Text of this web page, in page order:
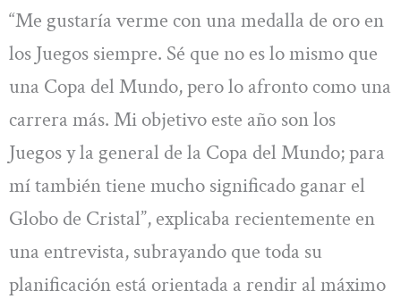
“Me gustaría verme con una medalla de oro en
los Juegos siempre. Sé que no es lo mismo que
una Copa del Mundo, pero lo afronto como una
carrera más. Mi objetivo este año son los
Juegos y la general de la Copa del Mundo; para
mí también tiene mucho significado ganar el
Globo de Cristal”, explicaba recientemente en
una entrevista, subrayando que toda su
planificación está orientada a rendir al máximo